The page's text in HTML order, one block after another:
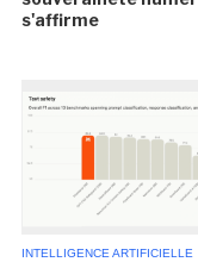
s'affirme
INTELLIGENCE ARTIFICIELLE